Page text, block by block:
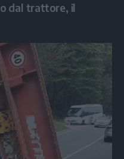
dal trattore, il